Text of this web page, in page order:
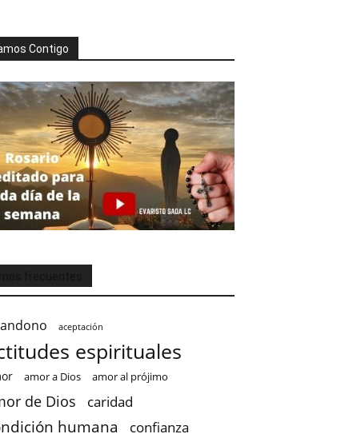
Contigo
aceptación
espirituales
amor a Dios amor al prójimo
de Dios caridad
humana confianza